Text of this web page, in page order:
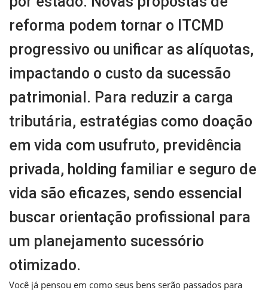
reforma podem tornar o ITCMD
progressivo ou unificar as alíquotas,
impactando o custo da sucessão
patrimonial. Para reduzir a carga
tributária, estratégias como doação
em vida com usufruto, previdência
privada, holding familiar e seguro de
vida são eficazes, sendo essencial
buscar orientação profissional para
um planejamento sucessório
otimizado.
Você já pensou em como seus bens serão passados para